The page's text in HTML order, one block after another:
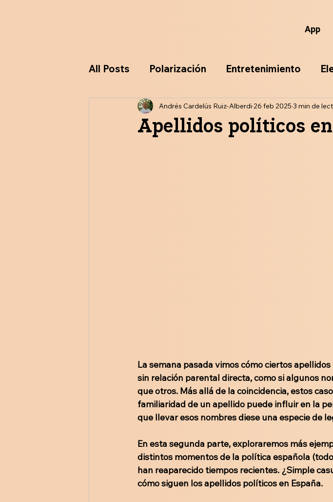
App
All Posts Polarización Entretenimiento
Ideologías Participación
Apellidos políticos
Andrés Cardelús Ruiz-Alberdi 26 feb 2025 3 min de
La semana pasada vimos cómo ciertos
sin relación parental directa, como si algunos
que otros. Más allá de la coincidencia, estos
familiaridad de un apellido puede influir en la
que llevar esos nombres diese una especie de
En esta segunda parte, exploraremos más
distintos momentos de la política española
han reaparecido tiempos recientes. ¿Simple
cómo siguen los apellidos políticos en España.